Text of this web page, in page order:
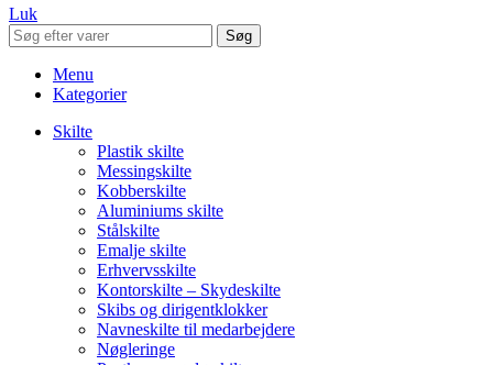
Luk
Søg
Menu
Kategorier
Skilte
Plastik skilte
Messingskilte
Kobberskilte
Aluminiums skilte
Stålskilte
Emalje skilte
Erhvervsskilte
Kontorskilte – Skydeskilte
Skibs og dirigentklokker
Navneskilte til medarbejdere
Nøgleringe